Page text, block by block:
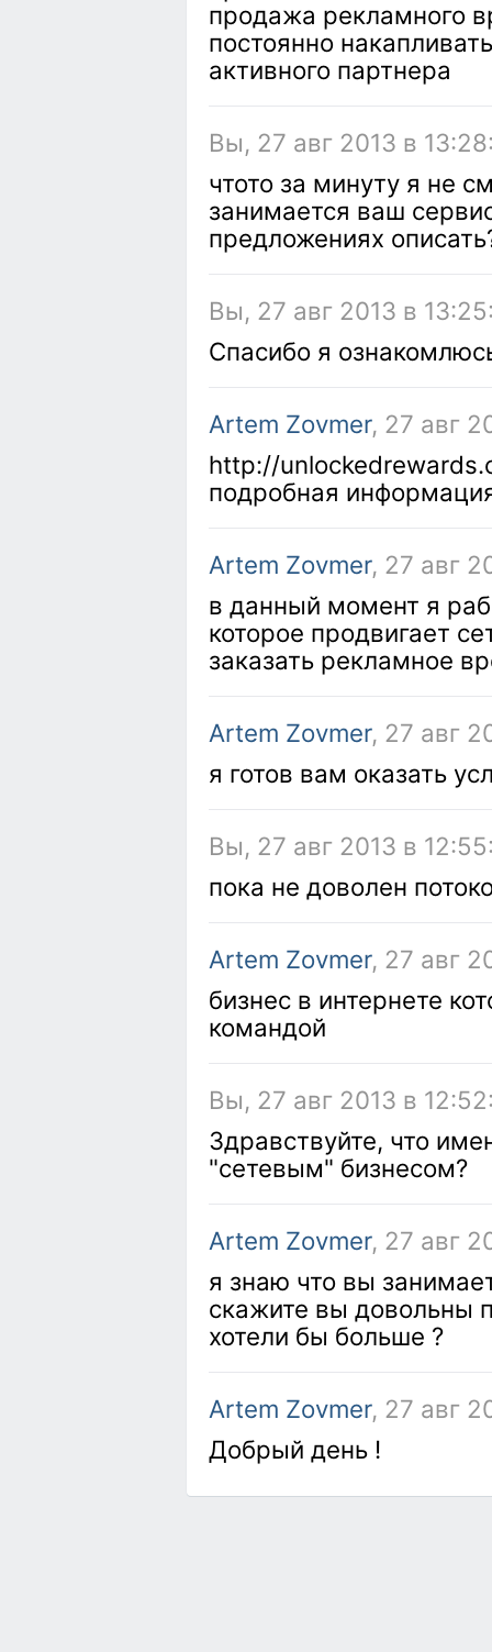
продажа рекламного
постоянно
активного партнера
Вы, 27 авг 2013 в
чтото за минуту я не
занимается ваш
предложениях
Вы, 27 авг 2013 в
Спасибо я
Artem Zovmer, 27 авг
http://
подробная
Artem Zovmer, 27 авг
в данный момент я
которое продвигает
заказать рекламное
Artem Zovmer, 27 авг
я готов вам оказать
Вы, 27 авг 2013 в
пока не доволен
Artem Zovmer, 27 авг
бизнес в интернете
командой
Вы, 27 авг 2013 в
Здравствуйте, что
"сетевым" бизнесом?
Artem Zovmer, 27 авг
я знаю что вы
скажите вы довольны
хотели бы больше ?
Artem Zovmer, 27 авг
Добрый день !